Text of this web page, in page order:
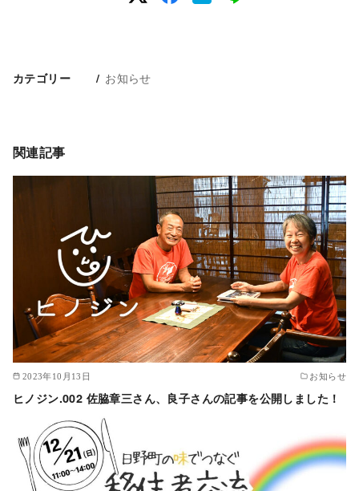
カテゴリー お知らせ
関連記事
2023年10月13日 お知らせ
ヒノジン.002 佐脇章三さん、良子さんの記事を公開しました！